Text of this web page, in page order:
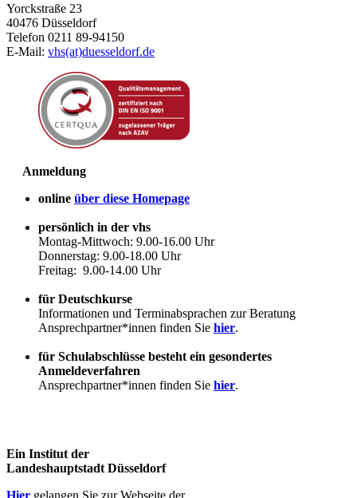
Yorckstraße 23
40476 Düsseldorf
Telefon 0211 89-94150
E-Mail: vhs(at)duesseldorf.de
Anmeldung
online über diese Homepage
persönlich in der vhs
Montag-Mittwoch: 9.00-16.00 Uhr
Donnerstag: 9.00-18.00 Uhr
Freitag: 9.00-14.00 Uhr
für Deutschkurse
Informationen und Terminabsprachen zur Beratung
Ansprechpartner*innen finden Sie hier.
für Schulabschlüsse besteht ein gesondertes
Anmeldeverfahren
Ansprechpartner*innen finden Sie hier.
Ein Institut der
Landeshauptstadt Düsseldorf
Hier gelangen Sie zur Webseite der